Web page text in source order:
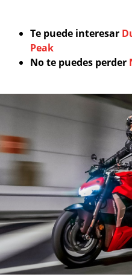
Te puede interesar
Peak
No te puedes perder